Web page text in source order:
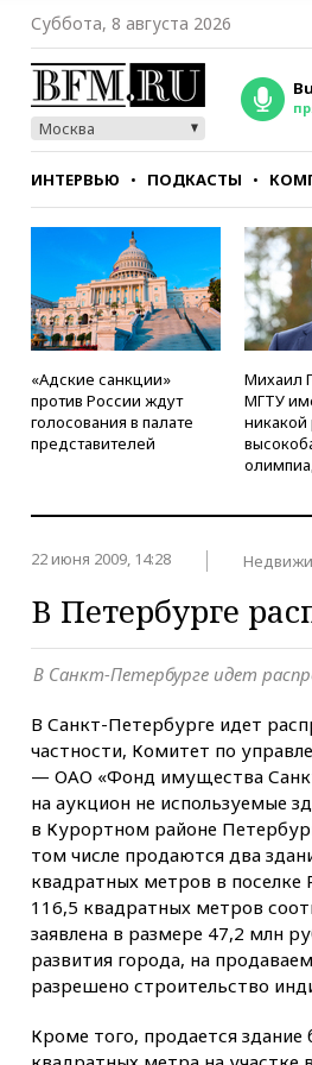
Суббота, 8 августа 2026
Москва
ИНТЕРВЬЮ ПОДКАСТЫ
СТИЛЬ ТЕСТЫ
«Адские санкции»
против России ждут
голосования в палате
представителей
Михаил
МГТУ
22 июня 2009, 14:28
В Петербурге
В Санкт-Петербурге идет
В Санкт-Петербурге идет
частности, Комитет по
— ОАО «Фонд имущества
на аукцион не используемые
в Курортном районе
том числе продаются два
квадратных метров в
116,5 квадратных метров
заявлена в размере 47,2 млн
развития города, на
разрешено строительство
Кроме того, продается